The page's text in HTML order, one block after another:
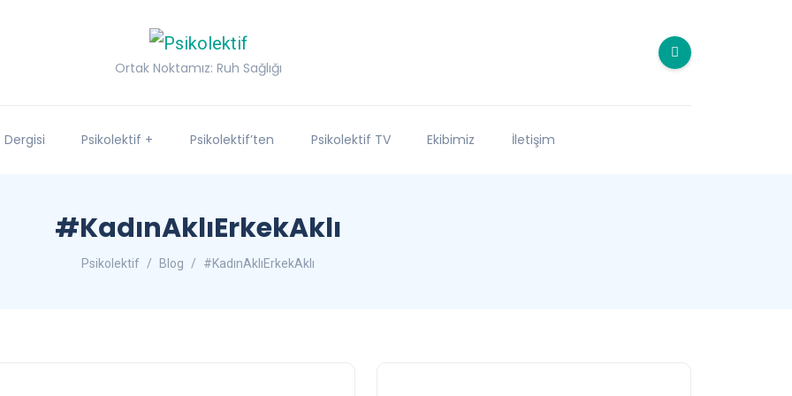
Ortak Noktamız: Ruh Sağlığı
Psikolektif + Psikolektif’ten Psikolektif TV Ekibimiz İletişim
#KadınAklıErkekAklı
Psikolektif Blog #KadınAklıErkekAklı